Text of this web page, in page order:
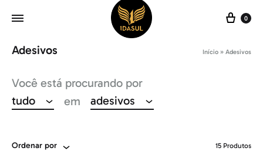
0
Adesivos Início » Adesivos
Você está procurando por
tudo
em adesivos
Ordenar por 15 Produtos